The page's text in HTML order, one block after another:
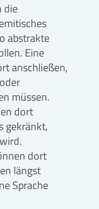
die
abstrakte
Eine
anschließen,
müssen.
dort
gekränkt,
dort
längst
Sprache